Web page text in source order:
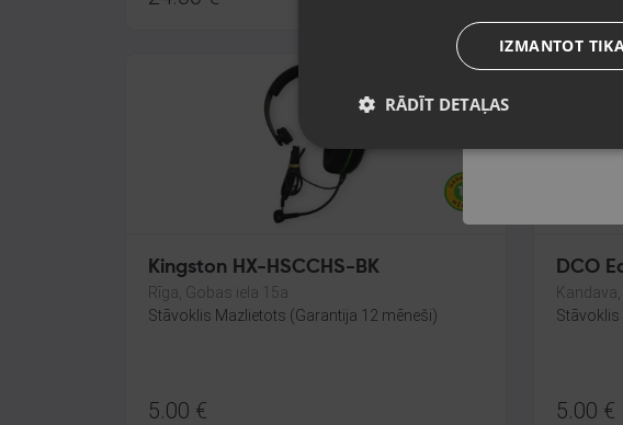
Kingston HX-HSCCHS-BK
Rīga, Gobas iela 15a
Stāvoklis Mazlietots (Garantija 12 mēneši)
5.00 €
DCO
Stāvoklis
5.00 €
IZMANTOT
RĀDĪT DETAĻAS